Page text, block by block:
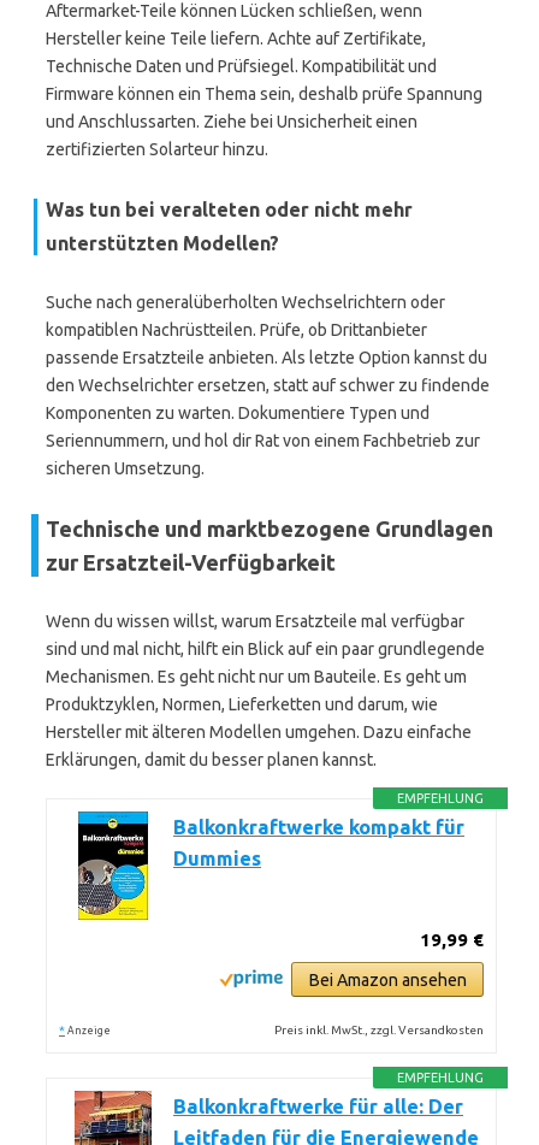
Aftermarket-Teile können Lücken schließen, wenn
Hersteller keine Teile liefern. Achte auf Zertifikate,
Technische Daten und Prüfsiegel. Kompatibilität und
Firmware können ein Thema sein, deshalb prüfe Spannung
und Anschlussarten. Ziehe bei Unsicherheit einen
zertifizierten Solarteur hinzu.
Was tun bei veralteten oder nicht mehr
unterstützten Modellen?
Suche nach generalüberholten Wechselrichtern oder
kompatiblen Nachrüstteilen. Prüfe, ob Drittanbieter
passende Ersatzteile anbieten. Als letzte Option kannst du
den Wechselrichter ersetzen, statt auf schwer zu findende
Komponenten zu warten. Dokumentiere Typen und
Seriennummern, und hol dir Rat von einem Fachbetrieb zur
sicheren Umsetzung.
Technische und marktbezogene Grundlagen
zur Ersatzteil-Verfügbarkeit
Wenn du wissen willst, warum Ersatzteile mal verfügbar
sind und mal nicht, hilft ein Blick auf ein paar grundlegende
Mechanismen. Es geht nicht nur um Bauteile. Es geht um
Produktzyklen, Normen, Lieferketten und darum, wie
Hersteller mit älteren Modellen umgehen. Dazu einfache
Erklärungen, damit du besser planen kannst.
EMPFEHLUNG
Balkonkraftwerke kompakt für
Dummies
19,99 €
Bei Amazon ansehen
* Anzeige Preis inkl. MwSt., zzgl. Versandkosten
EMPFEHLUNG
Balkonkraftwerke für alle: Der
Leitfaden für die Energiewende